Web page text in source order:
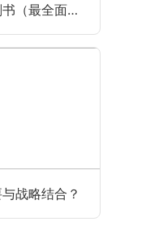
详解字节跳动商业计划书（最全面完整版）
战略结合？